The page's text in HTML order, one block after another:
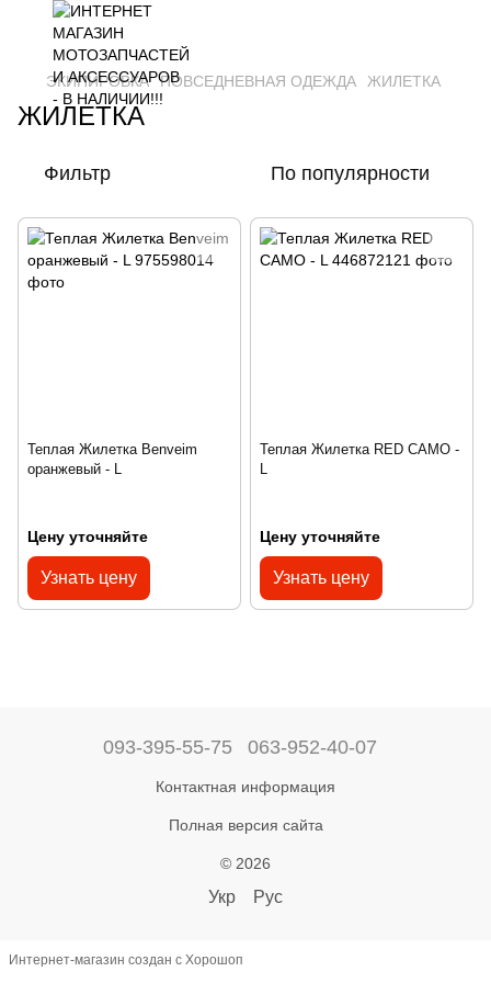
ЭКИПИРОВКА ПОВСЕДНЕВНАЯ ОДЕЖДА ЖИЛЕТКА
ЖИЛЕТКА
Фильтр По популярности
Теплая Жилетка Benveim
оранжевый - L
Цену уточняйте
Узнать цену
Теплая Жилетка RED CAMO -
L
Цену уточняйте
Узнать цену
093-395-55-75 063-952-40-07
Контактная информация
Полная версия сайта
© 2026
Укр Рус
Интернет-магазин создан с Хорошоп